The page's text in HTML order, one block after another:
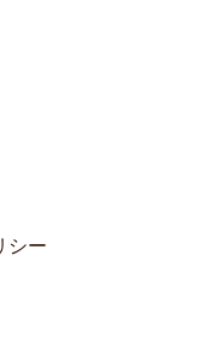
シー